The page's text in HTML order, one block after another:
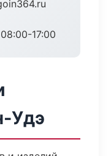
17:00
Удэ